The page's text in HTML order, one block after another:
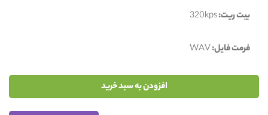
بیت ریت:320kps
فرمت فایل:WAV
افزودن به سبد خرید